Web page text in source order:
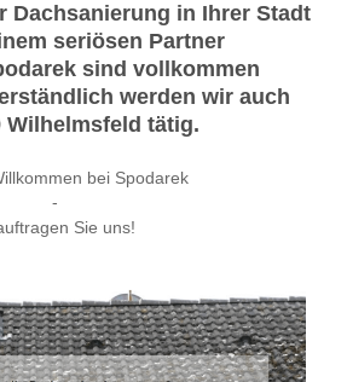
Dachsanierung in Ihrer Stadt
seriösen Partner
sind vollkommen
werden wir auch
Wilhelmsfeld tätig.
bei Spodarek
-
Sie uns!